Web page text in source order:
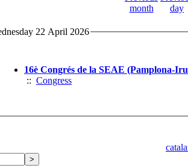
22 April 2026
16è Congrés de la SEAE (Pamplona-
:: Congress